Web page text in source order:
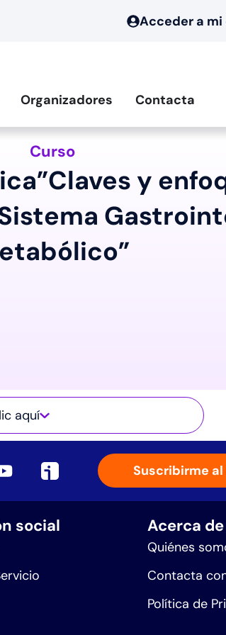
Acceder a
Organizadores Contacta
Curso
y
aquí
Suscribirme
social Acerca de
Quiénes
Contacta
Política de